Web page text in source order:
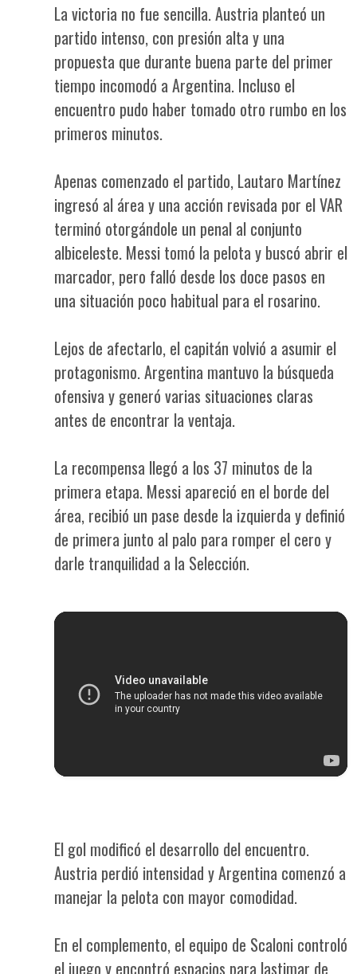
La victoria no fue sencilla. Austria planteó un
partido intenso, con presión alta y una
propuesta que durante buena parte del primer
tiempo incomodó a Argentina. Incluso el
encuentro pudo haber tomado otro rumbo en los
primeros minutos.
Apenas comenzado el partido, Lautaro Martínez
ingresó al área y una acción revisada por el VAR
terminó otorgándole un penal al conjunto
albiceleste. Messi tomó la pelota y buscó abrir el
marcador, pero falló desde los doce pasos en
una situación poco habitual para el rosarino.
Lejos de afectarlo, el capitán volvió a asumir el
protagonismo. Argentina mantuvo la búsqueda
ofensiva y generó varias situaciones claras
antes de encontrar la ventaja.
La recompensa llegó a los 37 minutos de la
primera etapa. Messi apareció en el borde del
área, recibió un pase desde la izquierda y definió
de primera junto al palo para romper el cero y
darle tranquilidad a la Selección.
El gol modificó el desarrollo del encuentro.
Austria perdió intensidad y Argentina comenzó a
manejar la pelota con mayor comodidad.
En el complemento, el equipo de Scaloni controló
el juego y encontró espacios para lastimar de